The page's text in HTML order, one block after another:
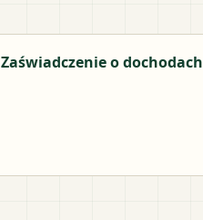
Zaświadczenie o dochodach